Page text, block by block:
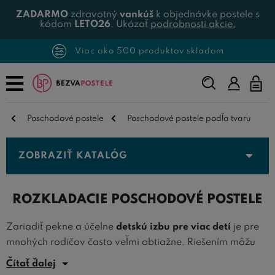
ZADARMOzdravotný vankúšk objednávke postele s
kódom LETO26. Ukázať podrobnosti akcie.
Viac ako 500 produktov skladom
Napíšte,
čo
Poschodové postele Poschodové postele podľa tvaru
ZOBRAZIŤ KATALÓG
ROZKLADACIE POSCHODOVÉ POSTELE
Zariadiť pekne a účelne detskú izbu pre viac detí je pre
mnohých rodičov často veľmi obtiažne. Riešením môžu
byť
rozkladacie poschodové postele
Čítať ďalej